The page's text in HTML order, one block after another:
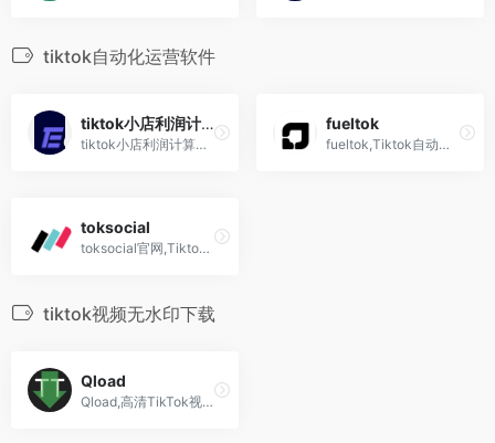
tiktok自动化运营软件
tiktok小店利润计算器
tiktok小店利润计算器,Tiktok Shop Pricing Calculator
fueltok
fueltok,Tiktok自动化运营软件,引流,关注,涨粉,回复,买粉赞阅
toksocial
toksocial官网,Tiktok,instagram,Facebook,youtube自动化运营软件
tiktok视频无水印下载
Qload
Qload,高清TikTok视频下载器,无水印,去水印,免费ios,安卓!